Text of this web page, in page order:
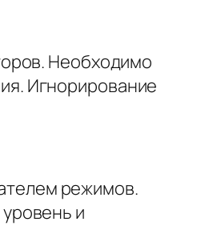
Необходимо
Игнорирование
режимов.
и